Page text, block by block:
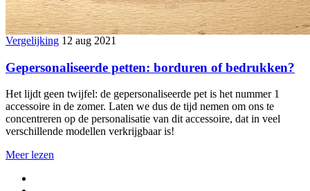
Vergelijking 12 aug 2021
Gepersonaliseerde petten: borduren of bedrukken?
Het lijdt geen twijfel: de gepersonaliseerde pet is het nummer 1
accessoire in de zomer. Laten we dus de tijd nemen om ons te
concentreren op de personalisatie van dit accessoire, dat in veel
verschillende modellen verkrijgbaar is!
Meer lezen